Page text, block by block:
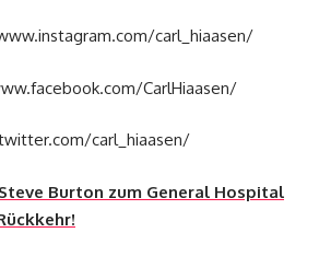
carl_hiaasen/
CarlHiaasen/
carl_hiaasen/
Burton zum General Hospital